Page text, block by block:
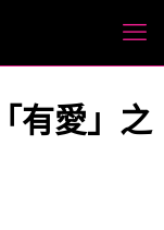
有愛」之